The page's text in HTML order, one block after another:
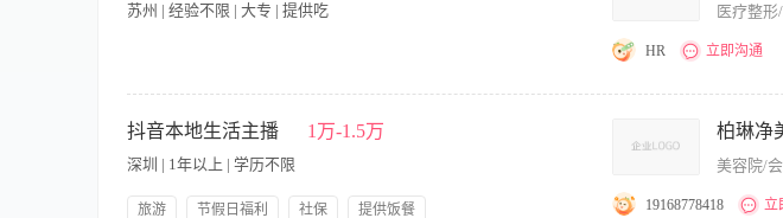
的意见和反馈信息。 职位要求： 1、大专以上学历，专业不限，管理类、市场营销类优先； 2、2年以上
3、精通线上各种推广工具； 4、有美团活动（聚划算、淘金币、卖霸）等的操作经验，懂得争取各种推
苏州 | 经验不限 | 大专 | 提供吃 医疗整形
HR 立即沟通
2.独立策划、执行科室各类营销活动，跟进活动全流程，保障活动效果与业绩达成。 3.搭建并落地客户
对性制定提升方案，持续优化科室复购、老客转介绍等核心指标。 5.对接医护、咨询团队，协同推进科
室经营数据，输出复盘报告，迭代运营及营销策略。 任职要求 1.具备大型直客医美机构 3 年以上运营管
项目疗程、客单价体系，能够独立策划落地科室营销活动。 3.擅长客户全生命周期运营与维护，有实操
抖音本地生活主播 1万-1.5万
深圳 | 1年以上 | 学历不限
旅游 节假日福利 社保
提供饭餐
柏琳净
美容院/
19168778418 立